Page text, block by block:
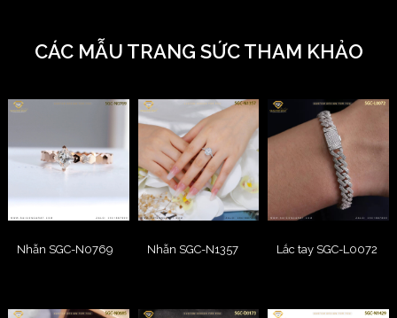
CÁC MẪU TRANG SỨC THAM KHẢO
Nhẫn SGC-N0769 Nhẫn SGC-N1357 Lắc tay SGC-L0072